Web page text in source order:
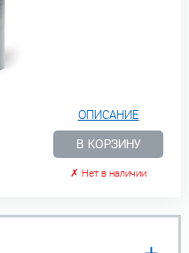
ОПИСАНИЕ
В КОРЗИНУ
✗ Нет в наличии